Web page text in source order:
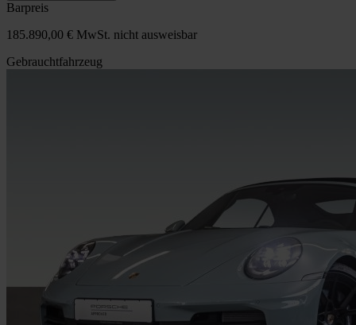
Barpreis
185.890,00 € MwSt. nicht ausweisbar
Gebrauchtfahrzeug